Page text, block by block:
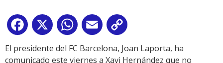
Facebook
X WhatsApp
Email
Link
El presidente del FC Barcelona, Joan Laporta, ha
comunicado este viernes a Xavi Hernández que no